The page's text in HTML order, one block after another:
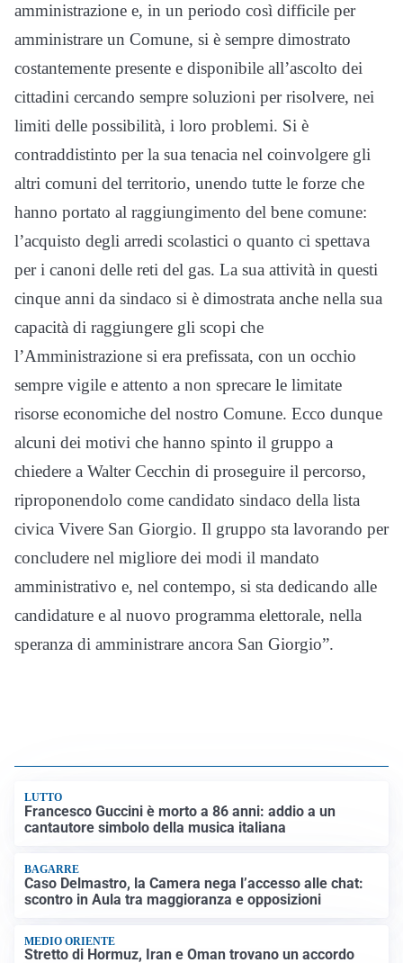
amministrazione e, in un periodo così difficile per
amministrare un Comune, si è sempre dimostrato
costantemente presente e disponibile all’ascolto dei
cittadini cercando sempre soluzioni per risolvere, nei
limiti delle possibilità, i loro problemi. Si è
contraddistinto per la sua tenacia nel coinvolgere gli
altri comuni del territorio, unendo tutte le forze che
hanno portato al raggiungimento del bene comune:
l’acquisto degli arredi scolastici o quanto ci spettava
per i canoni delle reti del gas. La sua attività in questi
cinque anni da sindaco si è dimostrata anche nella sua
capacità di raggiungere gli scopi che
l’Amministrazione si era prefissata, con un occhio
sempre vigile e attento a non sprecare le limitate
risorse economiche del nostro Comune. Ecco dunque
alcuni dei motivi che hanno spinto il gruppo a
chiedere a Walter Cecchin di proseguire il percorso,
riproponendolo come candidato sindaco della lista
civica Vivere San Giorgio. Il gruppo sta lavorando per
concludere nel migliore dei modi il mandato
amministrativo e, nel contempo, si sta dedicando alle
candidature e al nuovo programma elettorale, nella
speranza di amministrare ancora San Giorgio”.
LUTTO
Francesco Guccini è morto a 86 anni: addio a un
cantautore simbolo della musica italiana
BAGARRE
Caso Delmastro, la Camera nega l’accesso alle chat:
scontro in Aula tra maggioranza e opposizioni
MEDIO ORIENTE
Stretto di Hormuz, Iran e Oman trovano un accordo